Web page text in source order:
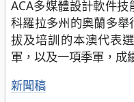
ACA多媒體設計軟件
科羅拉多州的奧蘭多
拔及培訓的本澳代表
軍，以及一項季軍，成
分
新聞稿